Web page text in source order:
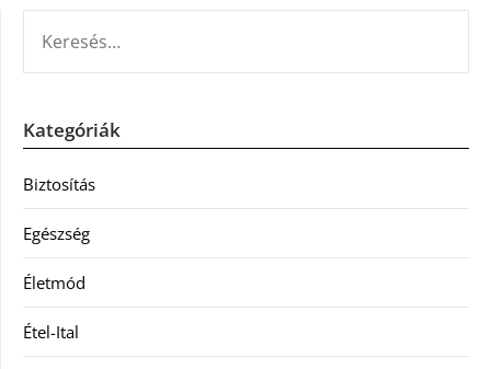
Kategóriák
Biztosítás
Egészség
Életmód
Étel-Ital